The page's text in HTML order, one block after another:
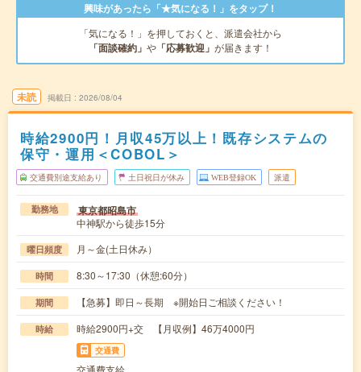
興味があったら「★気になる！」をタップ！
「気になる！」を押しておくと、派遣会社から
「面談確約」 や 「応募歓迎」 が届きます！
未読 掲載日 2026/08/04
時給2900円！月収45万以上！既存システムの
保守・運用＜COBOL＞
交通費別途支給あり 土日祝日が休み WEB登録OK 派遣
勤務地 東京都昭島市
中神駅から徒歩15分
曜日頻度 月～金(土日休み）
時間 8:30～17:30（休憩:60分）
期間 【急募】即日～長期 ※開始日ご相談ください！
時給 時給2900円+交 【月収例】46万4000円
交通費
交通費支給